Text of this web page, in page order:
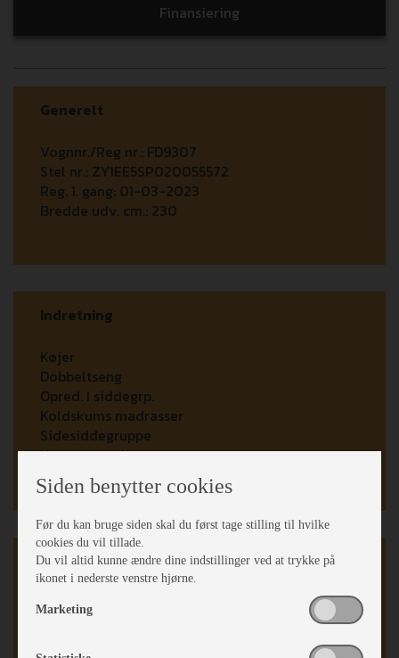
Finansiering
Generelt
Vognnr./Reg nr.: FD9307
Stel nr.: ZY1EE5SP020055572
Reg. 1. gang: 01-03-2023
Bredde udv. cm.: 230
Indretning
Køjer
Dobbeltseng
Opred. I siddegrp.
Koldskums madrasser
Sidesiddegruppe
Kassettegardiner
Fluenetsdør
Karrosseri, Chassis & Magasiner
Mover
Stabilisator
Siden benytter cookies
Før du kan bruge siden skal du først tage stilling til hvilke
cookies du vil tillade.
Du vil altid kunne ændre dine indstillinger ved at trykke på
ikonet i nederste venstre hjørne.
Marketing